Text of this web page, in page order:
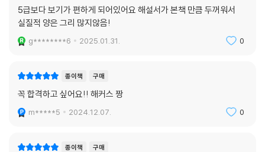
실전모의고사 제3회
듣기
독해
실전모의고사 제4회
듣기
독해
5급보다 보기가 편하게 되어있어요 해설서가 본책 만큼 두꺼워서
실질적 양은 그리 많지않음!
g********6 2025.01.31. 0
종이책 구매
꼭 합격하고 싶어요!! 해커스 짱
m*****5 2024.12.07. 0
종이책 구매